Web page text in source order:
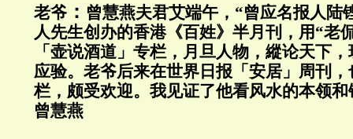
老爷 ： 曾慧燕夫君艾端午，“曾应名报人陆
人先生创办的香港《百姓》半月刊，用“老
「壶说酒道」专栏，月旦人物，縱论天下
应验。老爷后来在世界日报「安居」周刊
栏，颇受欢迎。我见证了他看风水的本领
曾慧燕